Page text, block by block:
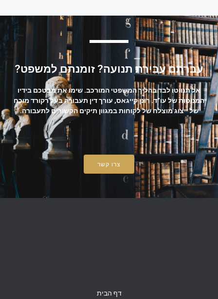
עברתם עבירת תנועה? זומנתם למשפט?
אל תנווטו לבד בהליך המשפטי המורכב. שימו את מבטכם בידיו
המנוסות של עו"ד. רונן קייגאס, עורך דין תעבורה בעל רקורד מוכח
של ייצוג מוצלח של לקוחות במגוון תיקים הקשורים לתעבורה.
צרו קשר
דף הבית